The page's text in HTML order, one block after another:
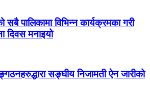
पालिकामा विभिन्न कार्यक्रमका गरी
दिवस मनाइयो
सङ्घीय निजामती ऐन जारीको